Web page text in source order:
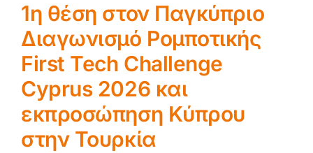
1η θέση στον Παγκύπριο
Διαγωνισμό Ρομποτικής
First Tech Challenge
Cyprus 2026 και
εκπροσώπηση Κύπρου
στην Τουρκία